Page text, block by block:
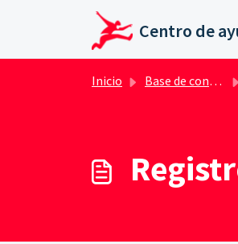
Ir al contenido principal
Centro de
Inicio Base de conocimientos